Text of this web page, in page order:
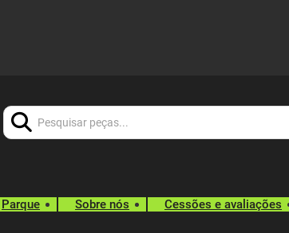
Parque Sobre nós Cessões e avaliações